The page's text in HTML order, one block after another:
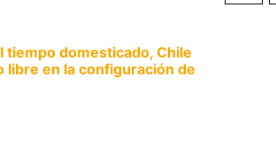
tiempo domesticado, Chile
libre en la configuración de